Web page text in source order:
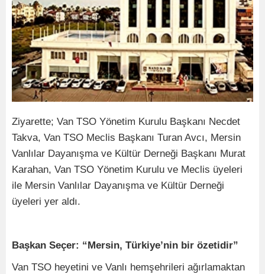
Ziyarette; Van TSO Yönetim Kurulu Başkanı Necdet
Takva, Van TSO Meclis Başkanı Turan Avcı, Mersin
Vanlılar Dayanışma ve Kültür Derneği Başkanı Murat
Karahan, Van TSO Yönetim Kurulu ve Meclis üyeleri
ile Mersin Vanlılar Dayanışma ve Kültür Derneği
üyeleri yer aldı.
Başkan Seçer: “Mersin, Türkiye’nin bir özetidir”
Van TSO heyetini ve Vanlı hemşehrileri ağırlamaktan